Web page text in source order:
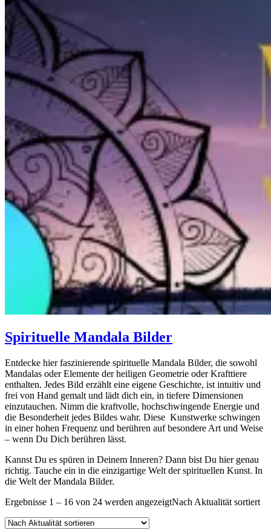
Spirituelle Mandala Bilder
Entdecke hier faszinierende spirituelle Mandala Bilder, die sowohl
Mandalas oder Elemente der heiligen Geometrie oder Krafttiere
enthalten. Jedes Bild erzählt eine eigene Geschichte, ist intuitiv und
frei von Hand gemalt und lädt dich ein, in tiefere Dimensionen
einzutauchen. Nimm die kraftvolle, hochschwingende Energie und
die Besonderheit jedes Bildes wahr. Diese Kunstwerke schwingen
in einer hohen Frequenz und berühren auf besondere Art und Weise
– wenn Du Dich berühren lässt.
Kannst Du es spüren in Deinem Inneren? Dann bist Du hier genau
richtig. Tauche ein in die einzigartige Welt der spirituellen Kunst. In
die Welt der Mandala Bilder.
Ergebnisse 1 – 16 von 24 werden angezeigtNach Aktualität sortiert